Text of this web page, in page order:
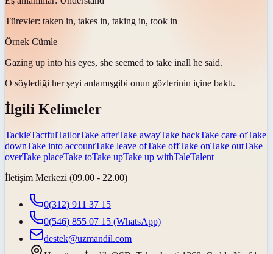
Türevler: taken in, takes in, taking in, took in
Örnek Cümle
Gazing up into his eyes, she seemed to take inall he said.
O söylediği her şeyi anlamışgibi onun gözlerinin içine baktı.
İlgili Kelimeler
TackleTactfulTailorTake afterTake awayTake backTake care ofTake
downTake into accountTake leave ofTake offTake onTake outTake
overTake placeTake toTake upTake up withTaleTalent
İletişim Merkezi (09.00 - 22.00)
0(312) 911 37 15
0(546) 855 07 15 (WhatsApp)
destek@uzmandil.com